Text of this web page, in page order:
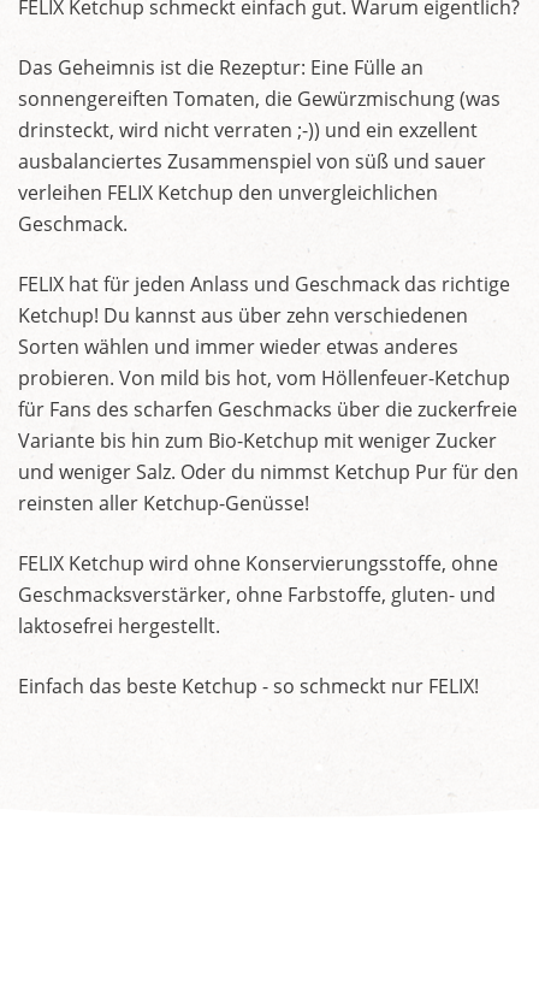
FELIX Ketchup schmeckt einfach gut. Warum eigentlich?
Das Geheimnis ist die Rezeptur: Eine Fülle an
sonnengereiften Tomaten, die Gewürzmischung (was
drinsteckt, wird nicht verraten ;-)) und ein exzellent
ausbalanciertes Zusammenspiel von süß und sauer
verleihen FELIX Ketchup den unvergleichlichen
Geschmack.
FELIX hat für jeden Anlass und Geschmack das richtige
Ketchup! Du kannst aus über zehn verschiedenen
Sorten wählen und immer wieder etwas anderes
probieren. Von mild bis hot, vom Höllenfeuer-Ketchup
für Fans des scharfen Geschmacks über die zuckerfreie
Variante bis hin zum Bio-Ketchup mit weniger Zucker
und weniger Salz. Oder du nimmst Ketchup Pur für den
reinsten aller Ketchup-Genüsse!
FELIX Ketchup wird ohne Konservierungsstoffe, ohne
Geschmacksverstärker, ohne Farbstoffe, gluten- und
laktosefrei hergestellt.
Einfach das beste Ketchup - so schmeckt nur FELIX!